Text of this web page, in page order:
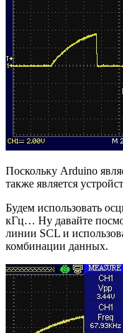
Поскольку Arduino
также является
Будем использовать
кГц… Ну давайте
линии SCL и
комбинации данных.